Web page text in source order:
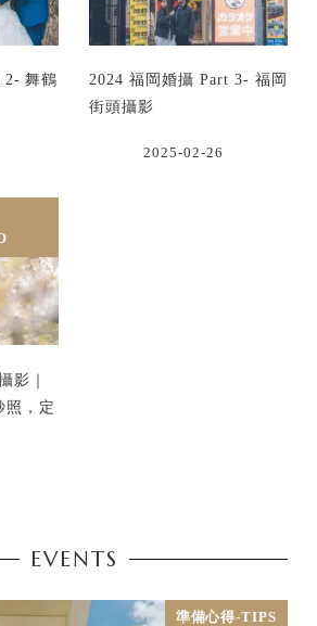
2- 舞鶴
2024 福岡婚攝 Part 3- 福岡
街頭攝影
2025-02-26
影｜
照，定
EVENTS
準備心得-TIPS